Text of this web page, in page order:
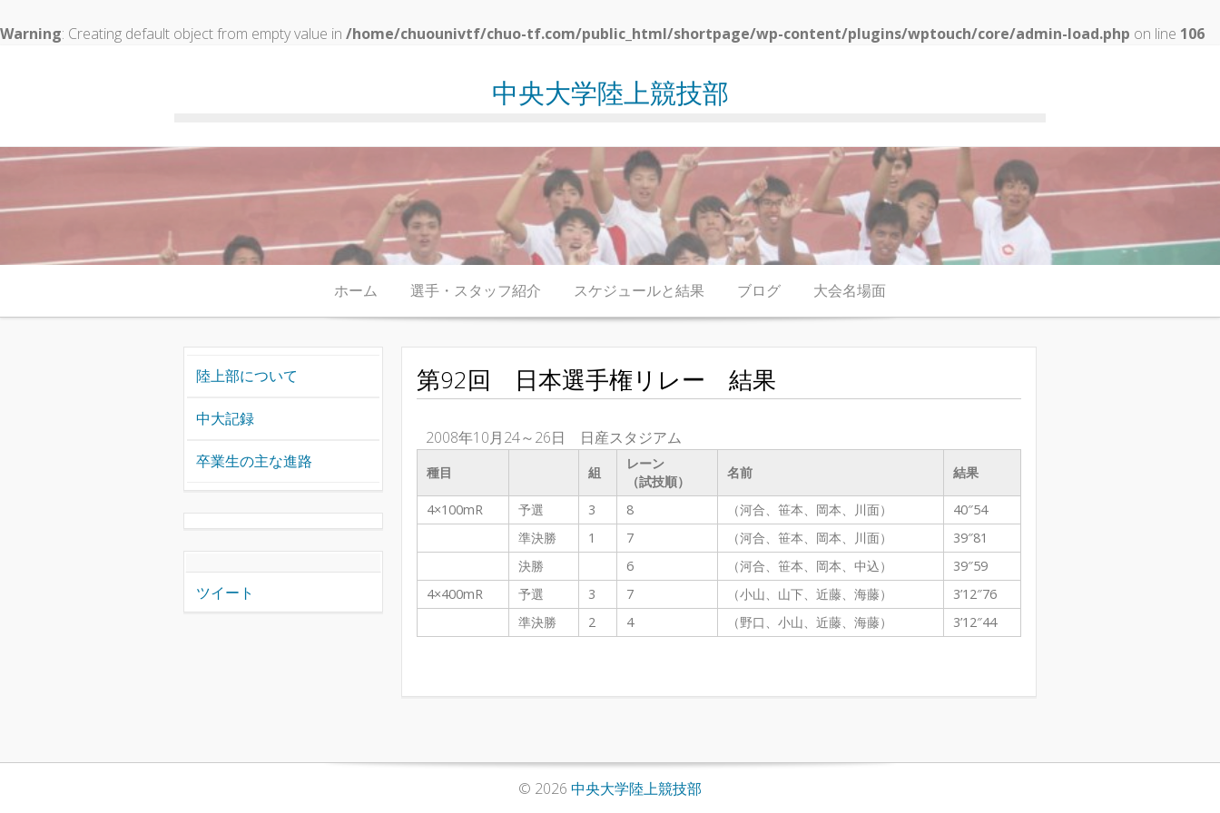
Warning: Creating default object from empty value in /home/chuounivtf/chuo-tf.com/public_html/shortpage/wp-content/plugins/wptouch/core/admin-load.php on line 106
中央大学陸上競技部
ホーム 選手・スタッフ紹介 スケジュールと結果 ブログ 大会名場面
第92回 日本選手権リレー 結果
2008年10月24～26日 日産スタジアム
種目 組
レーン
（試技順）
名前 結果
4×100mR 予選 3 8 （河合、笹本、岡本、川面）
40″54
準決勝
1 7 （河合、笹本、岡本、川面）
39″81
決勝
6 （河合、笹本、岡本、中込）
39″59
4×400mR
予選 3 7 （小山、山下、近藤、海藤）
3’12″76
準決勝
2 4 （野口、小山、近藤、海藤） 3’12″44
陸上部について
中大記録
卒業生の主な進路
ツイート
© 2026 中央大学陸上競技部